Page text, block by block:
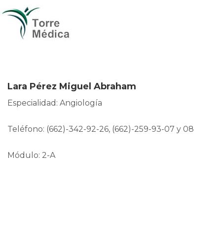
Lara Pérez Miguel Abraham
Especialidad: Angiología
Teléfono: (662)-342-92-26, (662)-259-93-07 y 08
Módulo: 2-A